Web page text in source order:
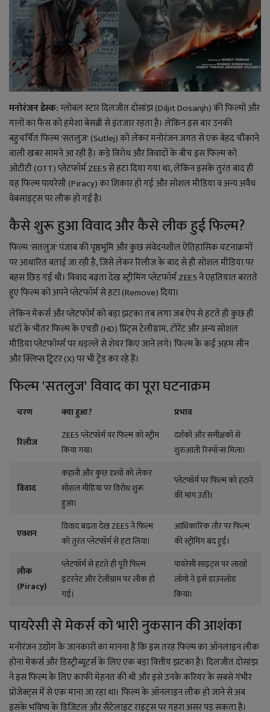
राजनीति
बिजनेस
मनोरंजन
ज्ञान विज्ञान
करिअर
वाद विवाद
धर्म
लाइफ स्टाइल
जोक्स
सोशल मीडिया
Gallery
मनोरंजन डेस्क:ग्लोबल स्टार दिलजीत दोसांझ (Diljit Dosanjh) की फिल्मों और
गानों का फैंस को हमेशा बेसब्री से इंतजार रहता है। लेकिन इस बार उनकी
बहुचर्चित फिल्म 'सतलुज' (Sutlej) को लेकर मनोरंजन जगत से एक बेहद चौंकाने
वाली खबर सामने आ रही है। कड़े विरोध और विवादों के बीच इस फिल्म को
ओटीटी (OTT) प्लेटफॉर्म ZEE5 से हटा दिया गया था, लेकिन इसके तुरंत बाद ही
यह फिल्म पायरेसी (Piracy) का शिकार हो गई और सोशल मीडिया व अन्य अवैध
वेबसाइट्स पर लीक हो गई है।
कैसे शुरू हुआ विवाद और कैसे लीक हुई फिल्म?
फिल्म 'सतलुज' पंजाब की पृष्ठभूमि और कुछ संवेदनशील ऐतिहासिक घटनाक्रमों
पर आधारित बताई जा रही है, जिसे लेकर रिलीज के बाद से ही सोशल मीडिया पर
बहस छिड़ गई थी। विवाद बढ़ता देख स्ट्रीमिंग प्लेटफॉर्म ZEE5 ने एहतियात बरतते
हुए फिल्म को अपने प्लेटफॉर्म से हटा (Remove) दिया।
लेकिन मेकर्स और प्लेटफॉर्म को बड़ा झटका तब लगा जब ऐप से हटते ही कुछ ही
घंटों के भीतर फिल्म के एचडी (HD) प्रिंट्स टेलीग्राम, टोरेंट और अन्य सोशल
मीडिया प्लेटफॉर्म्स पर धड़ल्ले से शेयर किए जाने लगे। फिल्म के कई अहम सीन
और क्लिप्स ट्विटर (X) पर भी ट्रेंड कर रहे हैं।
फिल्म 'सतलुज' विवाद का पूरा घटनाक्रम
चरण क्या हुआ? प्रभाव
रिलीज
ZEE5 प्लेटफॉर्म पर फिल्म को स्ट्रीम
किया गया।
दर्शकों और समीक्षकों से
शुरुआती रिस्पॉन्स मिला।
विवाद
कहानी और कुछ दृश्यों को लेकर
सोशल मीडिया पर विरोध शुरू
हुआ।
प्लेटफॉर्म पर फिल्म को हटाने
की मांग उठी।
एक्शन
विवाद बढ़ता देख ZEE5 ने फिल्म
को तुरंत प्लेटफॉर्म से हटा लिया।
आधिकारिक तौर पर फिल्म
की स्ट्रीमिंग बंद हुई।
लीक
(Piracy)
प्लेटफॉर्म से हटते ही पूरी फिल्म
इंटरनेट और टेलीग्राम पर लीक हो
गई।
पायरेसी साइट्स पर लाखों
लोगों ने इसे डाउनलोड
किया।
पायरेसी से मेकर्स को भारी नुकसान की आशंका
मनोरंजन उद्योग के जानकारों का मानना है कि इस तरह फिल्म का ऑनलाइन लीक
होना मेकर्स और डिस्ट्रीब्यूटर्स के लिए एक बड़ा वित्तीय झटका है। दिलजीत दोसांझ
ने इस फिल्म के लिए काफी मेहनत की थी और इसे उनके करियर के सबसे गंभीर
प्रोजेक्ट्स में से एक माना जा रहा था। फिल्म के ऑनलाइन लीक हो जाने से अब
इसके भविष्य के डिजिटल और सैटेलाइट राइट्स पर गहरा असर पड़ सकता है।